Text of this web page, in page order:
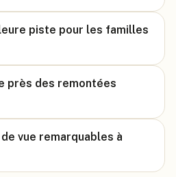
piste pour les familles
près des remontées
vue remarquables à